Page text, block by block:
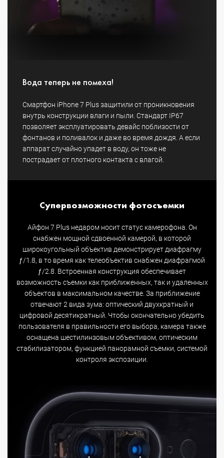
Вода теперь не помеха!
Смартфон iPhone 7 Plus защитили от проникновения
внутрь конструкции влаги и пыли. Стандарт IP67
позволяет эксплуатировать девайс поблизости от
фонтанов и поливалок и даже во время дождя. А если
аппарат случайно упадет в воду, он тоже не
пострадает от плотного контакта с влагой.
Супервозможности фотосъемки
Айфон 7 Plus недаром носит статус камерофона. Он
снабжен мощной сдвоенной камерой, в которой
широкоугольный объектив демонстрирует диафрагму
ƒ/1.8, в то время как телеобъектив снабжен диафрагмой
ƒ/2.8. Встроенная конструкция обеспечивает
возможность съемки как приближенных, так и удаленных
объектов в максимальном качестве. За приближение
отвечают 2 вида зума: оптический двухкратный и
цифровой десятикратный. Чтобы окончательно убедить
пользователя в правильности его выбора, камера также
оснащена шестилинзовым объективом, оптическим
стабилизатором, функцией панорамной съемки, системой
контроля экспозиции.